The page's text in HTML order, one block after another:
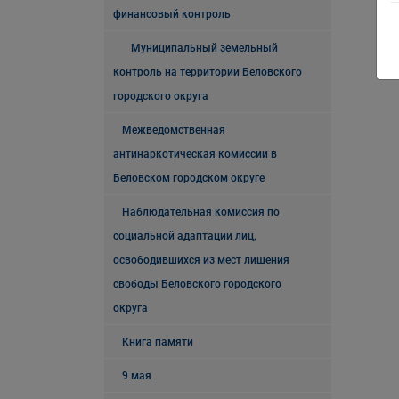
финансовый контроль
Муниципальный земельный
контроль на территории Беловского
городского округа
Межведомственная
антинаркотическая комиссии в
Беловском городском округе
Наблюдательная комиссия по
социальной адаптации лиц,
освободившихся из мест лишения
свободы Беловского городского
округа
Книга памяти
9 мая